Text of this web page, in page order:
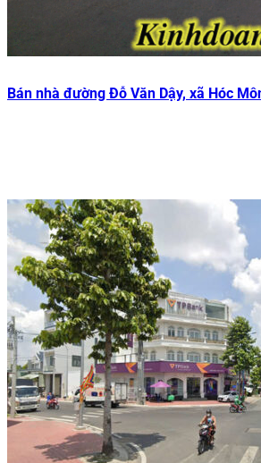
Bán nhà đường Đỗ Văn Dậy, xã Hóc